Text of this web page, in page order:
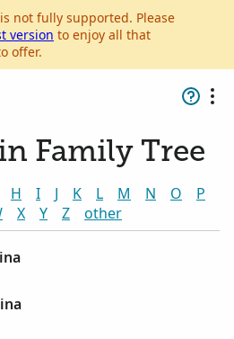
not fully supported. Please
version to enjoy all that
offer.
Family Tree
H I J K L M N O
P
X Y Z other